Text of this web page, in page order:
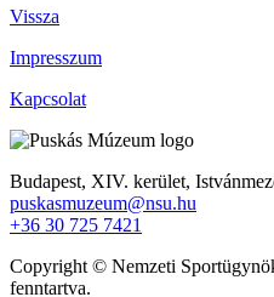
Vissza
Impresszum
Kapcsolat
Budapest, XIV. kerület,
puskasmuzeum@nsu.hu
+36 30 725 7421
Copyright © Nemzeti
fenntartva.